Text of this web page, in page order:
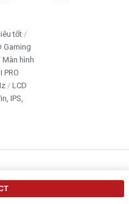
tốt
Gaming
Màn hình
PRO
LCD
IPS,